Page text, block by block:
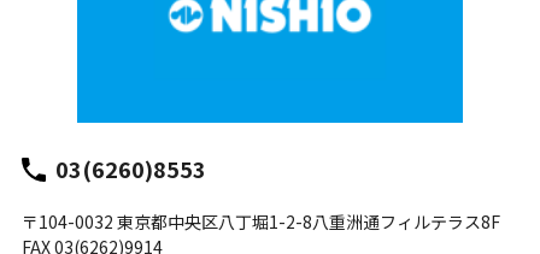
03(6260)8553
〒104-0032 東京都中央区八丁堀1-2-8八重洲通フィルテラス8F
FAX 03(6262)9914